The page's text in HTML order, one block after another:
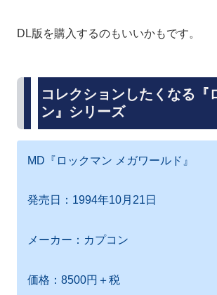
DL版を購入するのもいいかもです。
コレクションしたくなる『
ン』シリーズ
MD『ロックマン メガワールド』
発売日：1994年10月21日
メーカー：カプコン
価格：8500円＋税